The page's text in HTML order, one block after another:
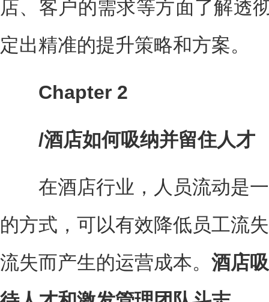
店、客户的需求等方面了解透
定出精准的提升策略和方案。
Chapter 2
/酒店如何吸纳并留住人才
在酒店行业，人员流动是一
的方式，可以有效降低员工流
流失而产生的运营成本。 酒店